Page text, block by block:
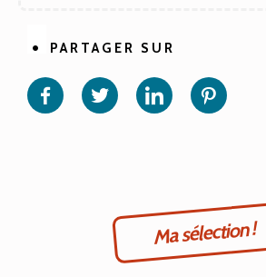
PARTAGER SUR
Partager
sur
Partager
sur sur
Ma sélection !